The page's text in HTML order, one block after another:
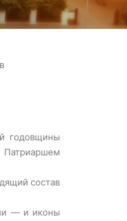
годовщины
Патриаршем
состав
— и иконы